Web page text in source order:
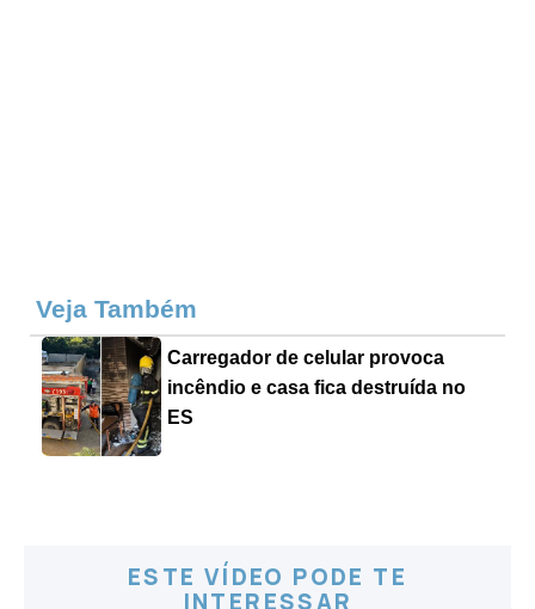
Veja Também
Carregador de celular provoca
incêndio e casa fica destruída no
ES
ESTE VÍDEO PODE TE
INTERESSAR